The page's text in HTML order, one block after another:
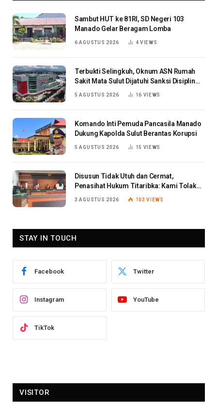
Sambut HUT ke 81RI, SD Negeri 103
Manado Gelar Beragam Lomba
6 AGUSTUS 2026 4 VIEWS
Terbukti Selingkuh, Oknum ASN Rumah
Sakit Mata Sulut Dijatuhi Sanksi Disiplin
5 AGUSTUS 2026 16 VIEWS
Komando Inti Pemuda Pancasila Manado
Dukung Kapolda Sulut Berantas Korupsi
5 AGUSTUS 2026 15 VIEWS
Disusun Tidak Utuh dan Cermat,
Penasihat Hukum Titaribka: Kami Tolak
3 AGUSTUS 2026 103VIEWS
STAY IN TOUCH
Facebook Twitter
Instagram YouTube
TikTok
VISITOR